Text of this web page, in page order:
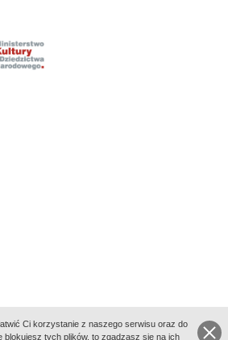
Ci korzystanie z naszego serwisu oraz do
tych plików, to zgadzasz się na ich